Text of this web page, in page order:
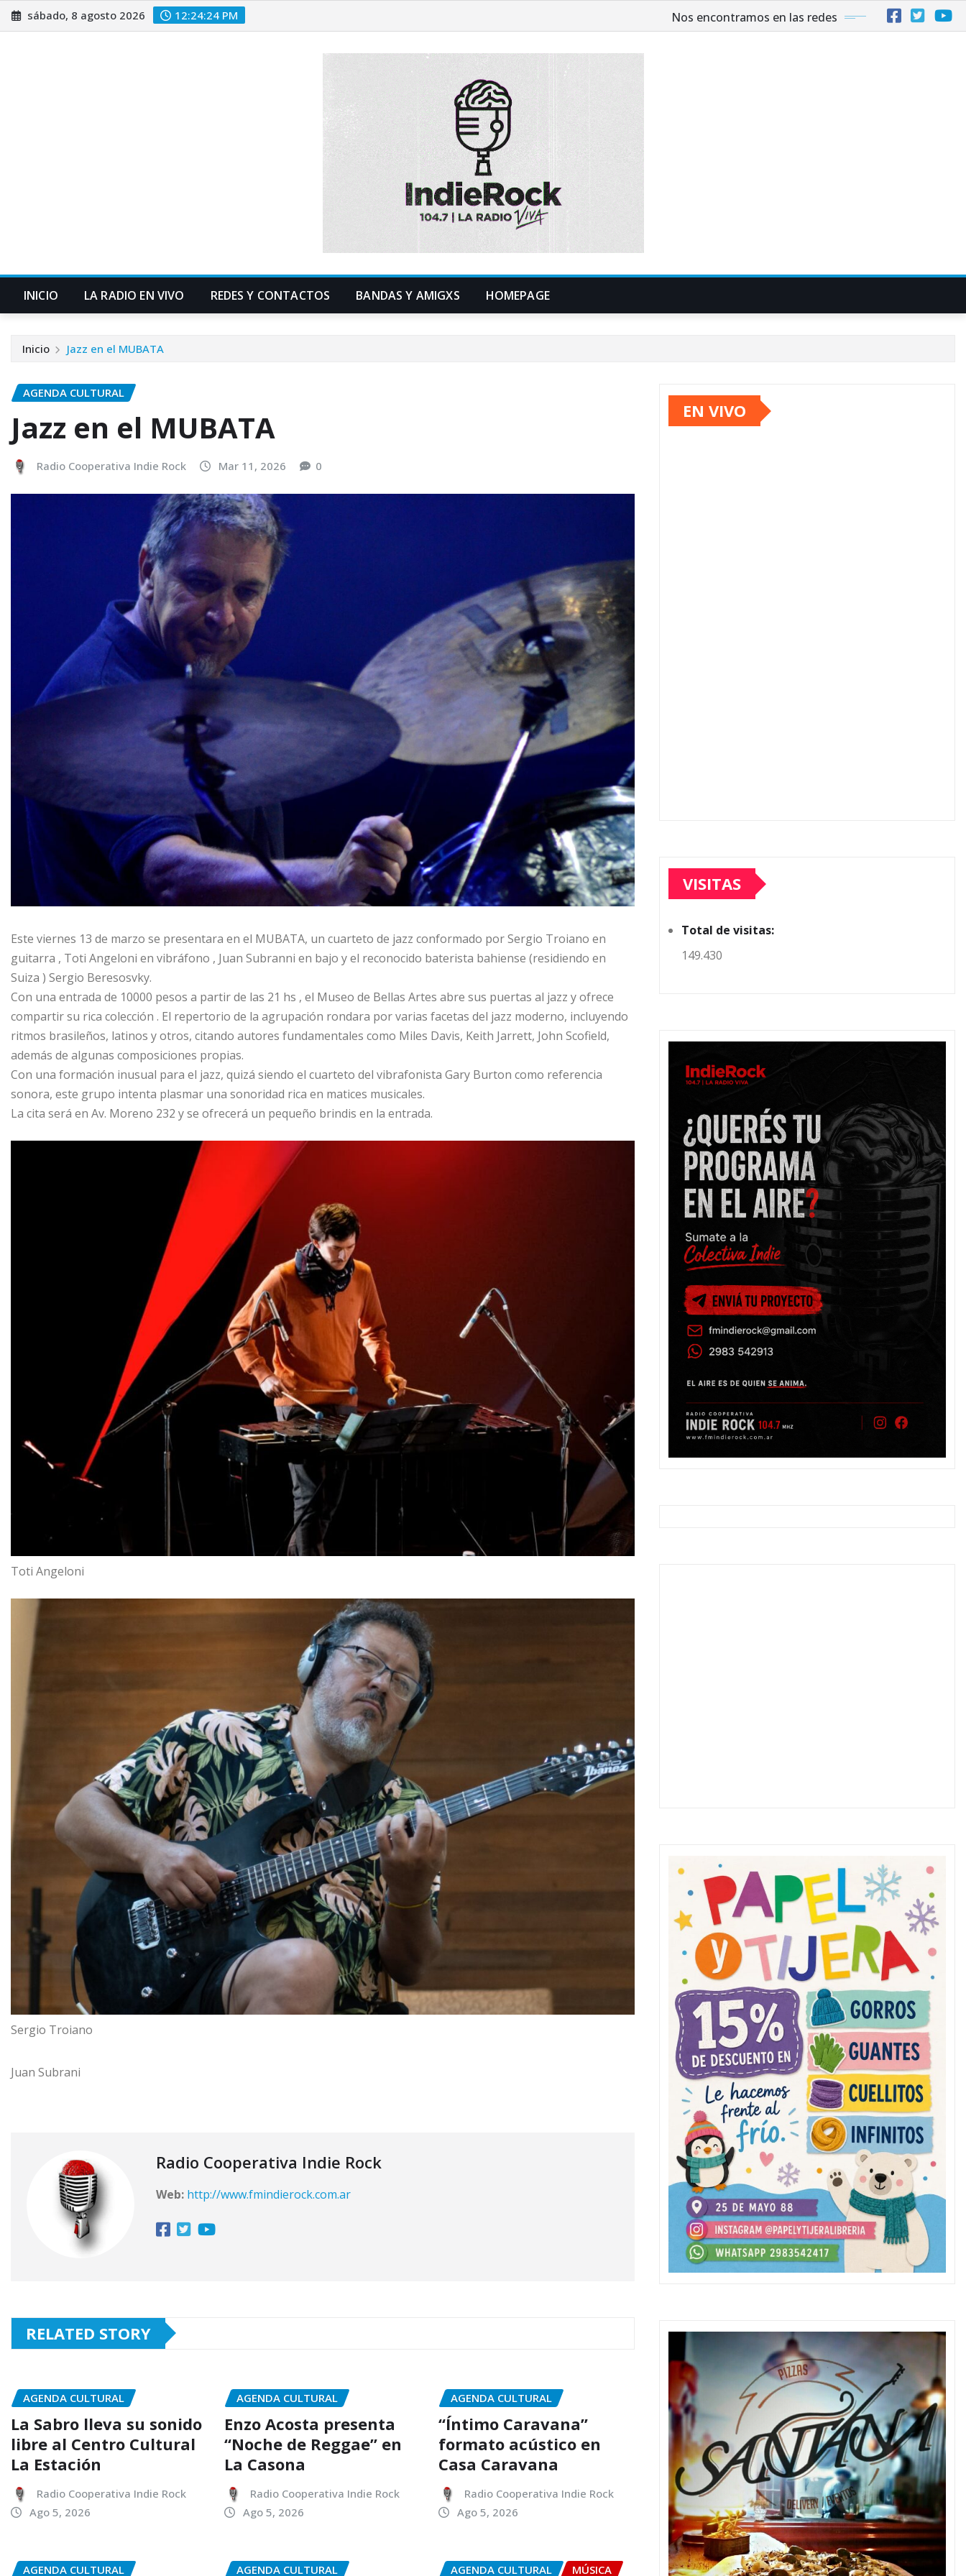
Saltar
al
sábado, 8 agosto 2026 12:24:25 PM Nos encontramos en las redes
INICIO LA RADIO EN VIVO REDES Y CONTACTOS BANDAS Y AMIGXS HOMEPAGE
Inicio Jazz en el MUBATA
AGENDA CULTURAL
Jazz en el MUBATA
Radio Cooperativa Indie Rock Mar 11, 2026 0
Este viernes 13 de marzo se presentara en el MUBATA, un cuarteto de jazz conformado por Sergio Troiano en
guitarra , Toti Angeloni en vibráfono , Juan Subranni en bajo y el reconocido baterista bahiense (residiendo en
Suiza ) Sergio Beresosvky.
Con una entrada de 10000 pesos a partir de las 21 hs , el Museo de Bellas Artes abre sus puertas al jazz y ofrece
compartir su rica colección . El repertorio de la agrupación rondara por varias facetas del jazz moderno, incluyendo
ritmos brasileños, latinos y otros, citando autores fundamentales como Miles Davis, Keith Jarrett, John Scofield,
además de algunas composiciones propias.
Con una formación inusual para el jazz, quizá siendo el cuarteto del vibrafonista Gary Burton como referencia
sonora, este grupo intenta plasmar una sonoridad rica en matices musicales.
La cita será en Av. Moreno 232 y se ofrecerá un pequeño brindis en la entrada.
Toti Angeloni
Sergio Troiano
Juan Subrani
Radio Cooperativa Indie Rock
Web: http://www.fmindierock.com.ar
RELATED STORY
AGENDA CULTURAL
La Sabro lleva su sonido
libre al Centro Cultural
La Estación
Radio Cooperativa Indie Rock
Ago 5, 2026
AGENDA CULTURAL
Enzo Acosta presenta
“Noche de Reggae” en
La Casona
Radio Cooperativa Indie Rock
Ago 5, 2026
AGENDA CULTURAL
“Íntimo Caravana”
formato acústico en
Casa Caravana
Radio Cooperativa Indie Rock
Ago 5, 2026
AGENDA CULTURAL AGENDA CULTURAL AGENDA CULTURAL MÚSICA
EN VIVO
VISITAS
Total de visitas:
149.430